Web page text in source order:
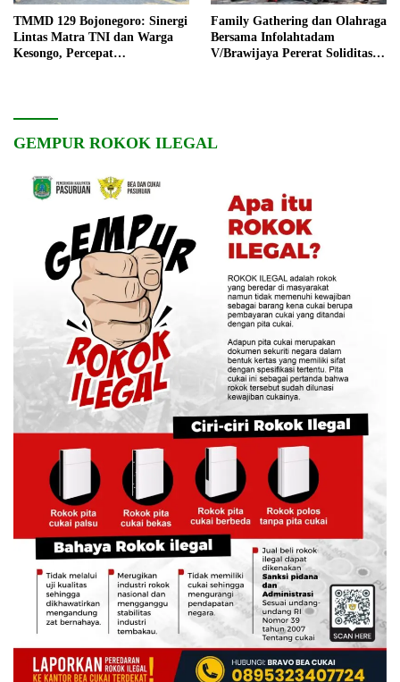
TMMD 129 Bojonegoro: Sinergi
Lintas Matra TNI dan Warga
Kesongo, Percepat
Family Gathering dan Olahraga
Bersama Infolahtadam
V/Brawijaya Pererat Soliditas
GEMPUR ROKOK ILEGAL